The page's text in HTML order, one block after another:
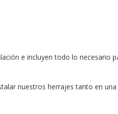
e incluyen todo lo necesario
nuestros herrajes tanto en